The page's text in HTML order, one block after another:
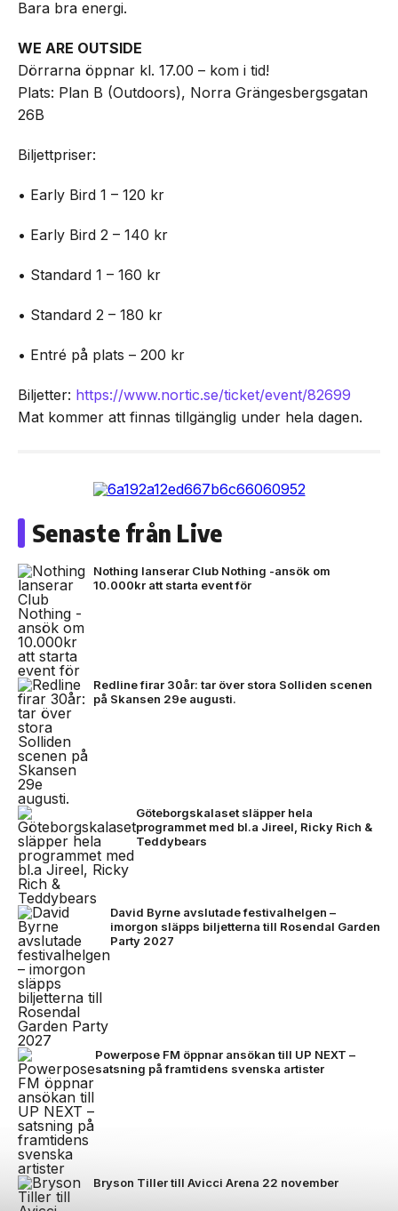
Bara bra energi.
WE ARE OUTSIDE
Dörrarna öppnar kl. 17.00 – kom i tid!
Plats: Plan B (Outdoors), Norra Grängesbergsgatan
26B
Biljettpriser:
• Early Bird 1 – 120 kr
• Early Bird 2 – 140 kr
• Standard 1 – 160 kr
• Standard 2 – 180 kr
• Entré på plats – 200 kr
Biljetter: https://www.nortic.se/ticket/event/82699
Mat kommer att finnas tillgänglig under hela dagen.
Senaste från Live
Nothing lanserar Club Nothing -ansök om
10.000kr att starta event för
Redline firar 30år: tar över stora Solliden scenen
på Skansen 29e augusti.
Göteborgskalaset släpper hela
programmet med bl.a Jireel, Ricky Rich &
Teddybears
David Byrne avslutade festivalhelgen –
imorgon släpps biljetterna till Rosendal Garden
Party 2027
Powerpose FM öppnar ansökan till UP NEXT –
satsning på framtidens svenska artister
Bryson Tiller till Avicci Arena 22 november